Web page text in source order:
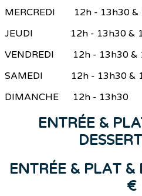
MERCREDI 12h - 13h30 &
JEUDI 12h - 13h30 &
VENDREDI 12h - 13h30 &
SAMEDI 12h - 13h30 &
DIMANCHE 12h - 13h30
ENTRÉE &
ENTRÉE & PLAT &
€